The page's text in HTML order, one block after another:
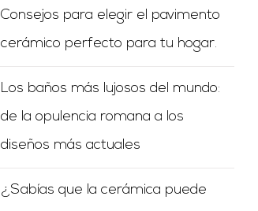
Consejos para elegir el pavimento
cerámico perfecto para tu hogar.
Los baños más lujosos del mundo:
de la opulencia romana a los
diseños más actuales
¿Sabías que la cerámica puede